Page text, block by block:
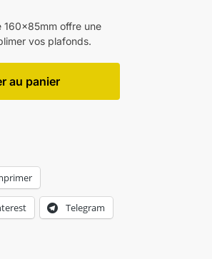
160x85mm offre une
vos plafonds.
au panier
Telegram